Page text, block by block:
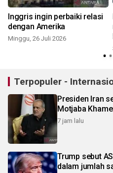
Inggris ingin perbaiki relasi
dengan Amerika
Minggu, 26 Juli 2026
Terpopuler -
Presiden Iran
Motjaba
7 jam lalu
Trump sebut
dalam jumlah